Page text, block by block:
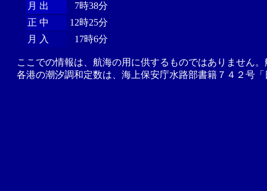
月 出
7時38分
正 中
12時25分
月 入
17時6分
ここでの情報は、航海の用に供するものではありません
各港の潮汐調和定数は、海上保安庁水路部書籍７４２号